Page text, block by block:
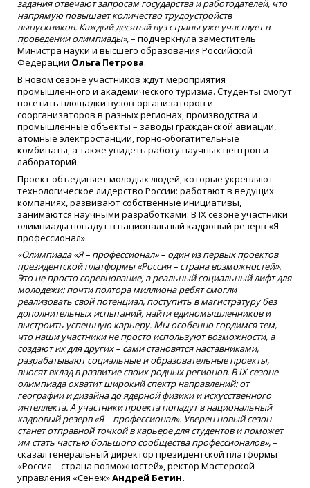
задания отвечают запросам государства и работодателей, что
напрямую повышает количество трудоустройств
выпускников. Каждый десятый вуз страны уже участвует в
проведении олимпиады»,– подчеркнула заместитель
Министра науки и высшего образования Российской
Федерации Ольга Петрова.
В новом сезоне участников ждут мероприятия
промышленного и академического туризма. Студенты смогут
посетить площадки вузов-организаторов и
соорганизаторов в разных регионах, производства и
промышленные объекты – заводы гражданской авиации,
атомные электростанции, горно-обогатительные
комбинаты, а также увидеть работу научных центров и
лабораторий.
Проект объединяет молодых людей, которые укрепляют
технологическое лидерство России: работают в ведущих
компаниях, развивают собственные инициативы,
занимаются научными разработками. В IX сезоне участники
олимпиады попадут в национальный кадровый резерв «Я –
профессионал».
«Олимпиада «Я – профессионал» – один из первых проектов
президентской платформы «Россия – страна возможностей».
Это не просто соревнование, а реальный социальный лифт для
молодежи: почти полтора миллиона ребят смогли
реализовать свой потенциал, поступить в магистратуру без
дополнительных испытаний, найти единомышленников и
выстроить успешную карьеру. Мы особенно гордимся тем,
что наши участники не просто используют возможности, а
создают их для других – сами становятся наставниками,
разрабатывают социальные и образовательные проекты,
вносят вклад в развитие своих родных регионов. В IX сезоне
олимпиада охватит широкий спектр направлений: от
географии и дизайна до ядерной физики и искусственного
интеллекта. А участники проекта попадут в национальный
кадровый резерв «Я – профессионал». Уверен новый сезон
станет отправной точкой в карьере для студентов и поможет
им стать частью большого сообщества профессионалов»,–
сказал генеральный директор президентской платформы
«Россия – страна возможностей», ректор Мастерской
управления «Сенеж»Андрей Бетин.